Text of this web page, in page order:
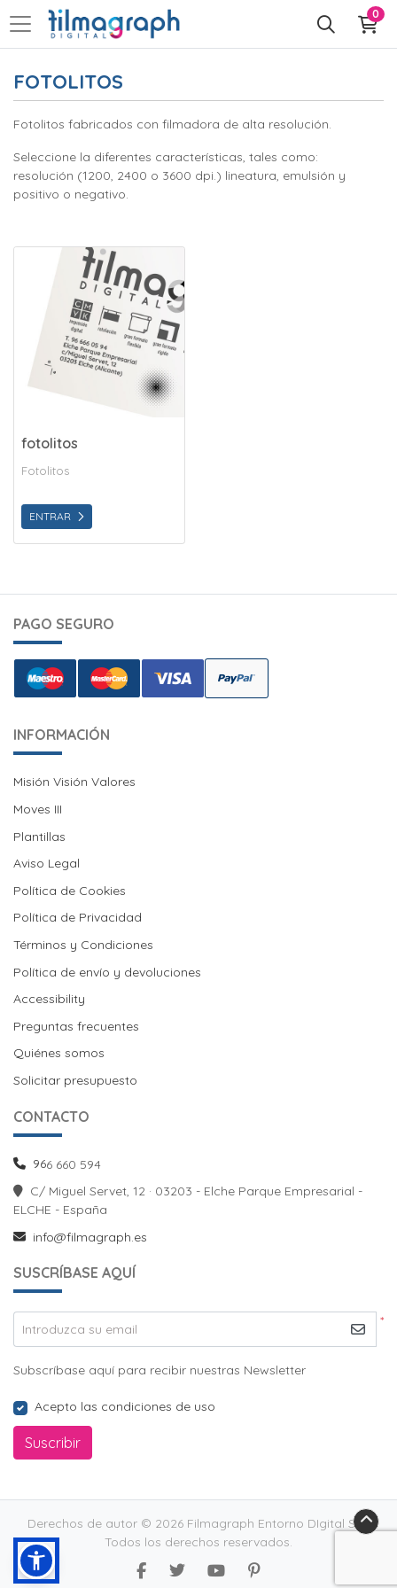
0
FOTOLITOS
Fotolitos fabricados con filmadora de alta resolución.
Seleccione la diferentes características, tales como:
resolución (1200, 2400 o 3600 dpi.) lineatura, emulsión y
positivo o negativo.
fotolitos
Fotolitos
ENTRAR
ENTRAR fotolitos
PAGO SEGURO
INFORMACIÓN
Misión Visión Valores
Misión Visión Valores
Moves III
Moves III
Plantillas
Aviso Legal
Política de Cookies
Política de Cookies
Política de Privacidad
Términos y Condiciones
Política de envío y devoluciones
Política de envío y devoluciones
Accessibility
Preguntas frecuentes
Quiénes somos
Solicitar presupuesto
CONTACTO
966 660 594
C/ Miguel Servet, 12 · 03203 - Elche Parque Empresarial -
ELCHE - España
info@filmagraph.es
SUSCRÍBASE AQUÍ
*
Introduzca su email
Subscríbase aquí para recibir nuestras Newsletter
Acepto las condiciones de uso
Suscribir
Derechos de autor © 2026 Filmagraph Entorno DIgital S.L..
Todos los derechos reservados.